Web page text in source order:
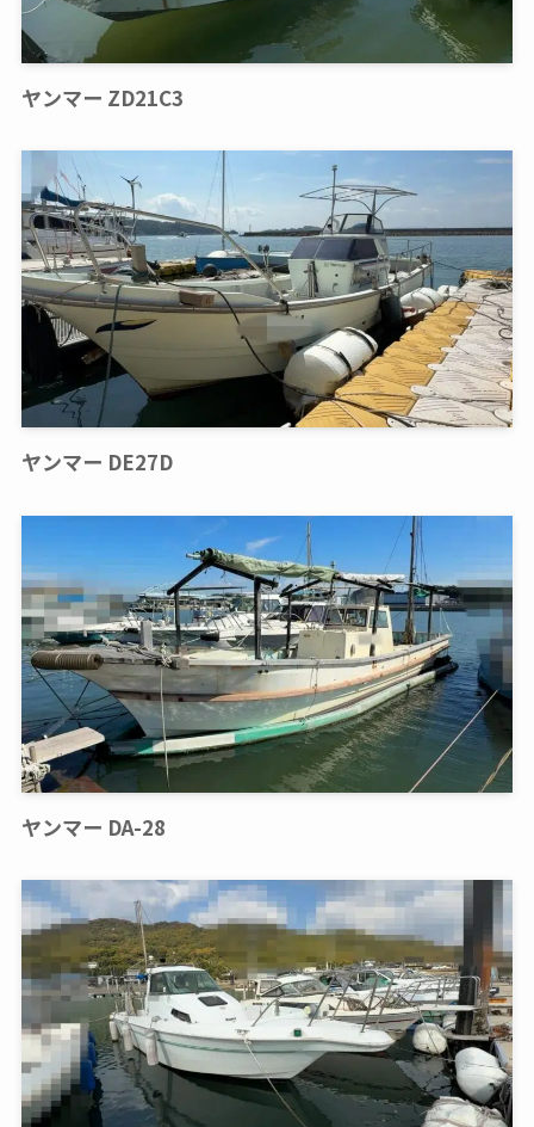
ヤンマー ZD21C3
ヤンマー DE27D
ヤンマー DA-28